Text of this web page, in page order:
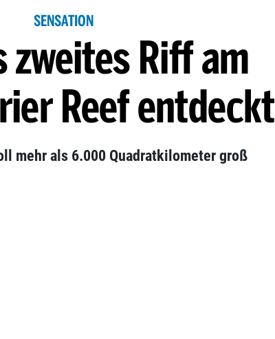
SENSATION
zweites Riff am
Reef entdeckt
mehr als 6.000 Quadratkilometer groß